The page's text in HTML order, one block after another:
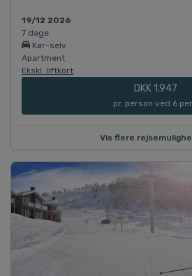
19/12 2026
7 dage
Kør-selv
Apartment
Ekskl. liftkort
DKK 1.947
pr. person ved 6
Vis flere